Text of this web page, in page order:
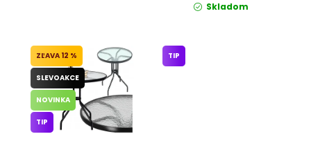
Skladom
12 %
SLEVOAKCE
NOVINKA
TIP
TIP